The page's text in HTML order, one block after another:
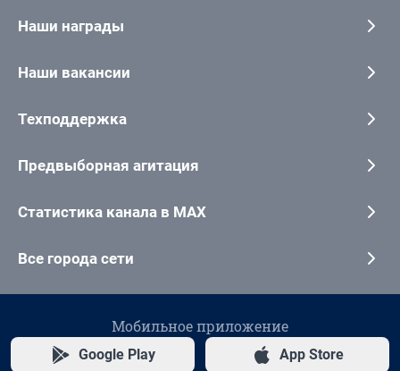
Наши награды
Наши вакансии
Техподдержка
Предвыборная агитация
Статистика канала в MAX
Все города сети
Мобильное приложение
Google Play App Store